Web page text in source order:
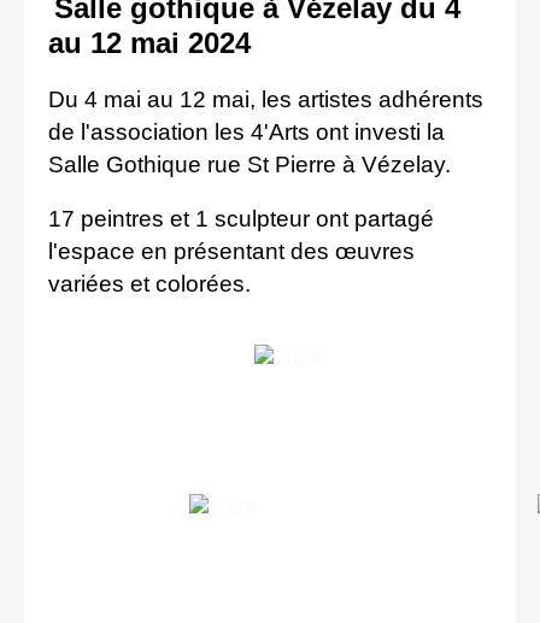
Salle gothique à Vézelay du 4
au 12 mai 2024
Du 4 mai au 12 mai, les artistes adhérents
de l'association les 4'Arts ont investi la
Salle Gothique rue St Pierre à Vézelay.
17 peintres et 1 sculpteur ont partagé
l'espace en présentant des œuvres
variées et colorées.